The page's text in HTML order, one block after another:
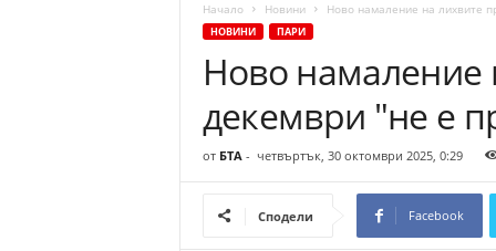
н
Начало Новини Ново намаление на лихвите
НОВИНИ ПАРИ
Ново намаление
декември "не е
от БТА- четвъртък, 30 октомври 2025, 0:29
Сподели Facebook